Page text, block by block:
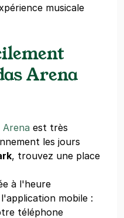
musicale
Arena
Arena est très
les jours
, trouvez une place
à l'heure
mobile :
téléphone